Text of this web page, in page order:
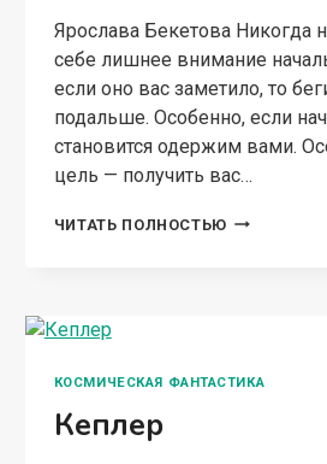
Ярослава Бекетова Никогда
себе лишнее внимание
если оно вас заметило, то
подальше. Особенно, если
становится одержим вами.
цель — получить вас…
ЧИТАТЬ ПОЛНОСТЬЮ САЛОЧКИ
КОСМИЧЕСКАЯ ФАНТАСТИКА
Кеплер